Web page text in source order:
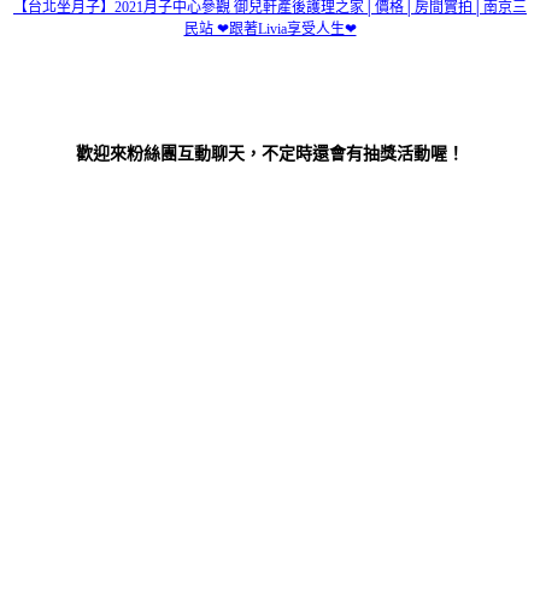
【台北坐月子】2021月子中心參觀 御兒軒產後護理之家│價格│房間實拍│南京三
民站 ❤跟著Livia享受人生❤
歡迎來粉絲團互動聊天，不定時還會有抽獎活動喔！